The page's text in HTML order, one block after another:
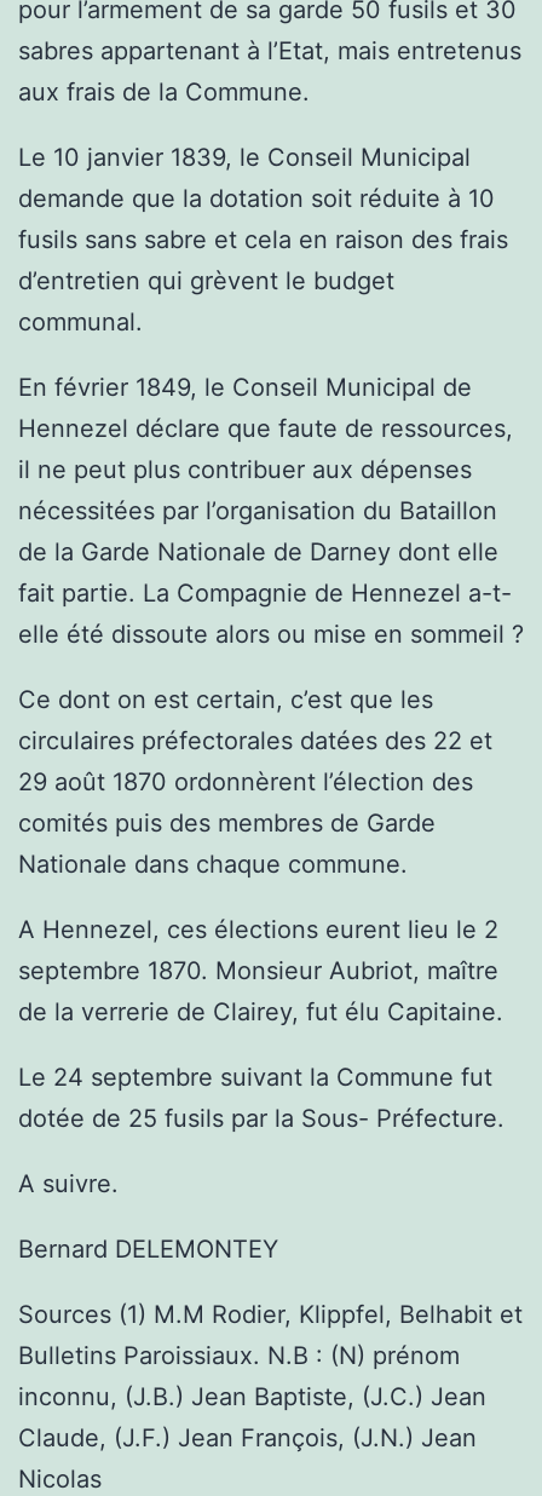
pour l’armement de sa garde 50 fusils et 30
sabres appartenant à l’Etat, mais entretenus
aux frais de la Commune.
Le 10 janvier 1839, le Conseil Municipal
demande que la dotation soit réduite à 10
fusils sans sabre et cela en raison des frais
d’entretien qui grèvent le budget
communal.
En février 1849, le Conseil Municipal de
Hennezel déclare que faute de ressources,
il ne peut plus contribuer aux dépenses
nécessitées par l’organisation du Bataillon
de la Garde Nationale de Darney dont elle
fait partie. La Compagnie de Hennezel a-t-
elle été dissoute alors ou mise en sommeil ?
Ce dont on est certain, c’est que les
circulaires préfectorales datées des 22 et
29 août 1870 ordonnèrent l’élection des
comités puis des membres de Garde
Nationale dans chaque commune.
A Hennezel, ces élections eurent lieu le 2
septembre 1870. Monsieur Aubriot, maître
de la verrerie de Clairey, fut élu Capitaine.
Le 24 septembre suivant la Commune fut
dotée de 25 fusils par la Sous- Préfecture.
A suivre.
Bernard DELEMONTEY
Sources (1) M.M Rodier, Klippfel, Belhabit et
Bulletins Paroissiaux. N.B : (N) prénom
inconnu, (J.B.) Jean Baptiste, (J.C.) Jean
Claude, (J.F.) Jean François, (J.N.) Jean
Nicolas